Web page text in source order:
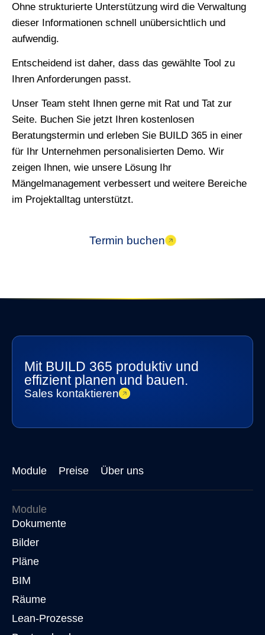
Ohne strukturierte Unterstützung wird die Verwaltung
dieser Informationen schnell unübersichtlich und
aufwendig.
Entscheidend ist daher, dass das gewählte Tool zu
Ihren Anforderungen passt.
Unser Team steht Ihnen gerne mit Rat und Tat zur
Seite. Buchen Sie jetzt Ihren kostenlosen
Beratungstermin und erleben Sie BUILD 365 in einer
für Ihr Unternehmen personalisierten Demo. Wir
zeigen Ihnen, wie unsere Lösung Ihr
Mängelmanagement verbessert und weitere Bereiche
im Projektalltag unterstützt.
Termin buchen
Mit BUILD 365 produktiv und
effizient planen und bauen.
Sales kontaktieren
Module Preise Über uns
Module
Dokumente
Bilder
Pläne
BIM
Räume
Lean-Prozesse